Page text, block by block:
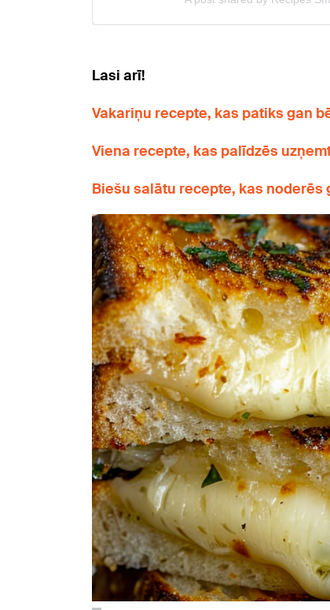
Lasi arī!
Vakariņu recepte, kas patiks gan
Viena recepte, kas palīdzēs
Biešu salātu recepte, kas